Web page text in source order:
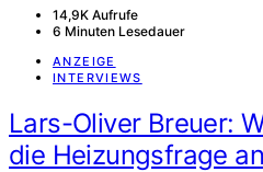
14,9K Aufrufe
6 Minuten Lesedauer
ANZEIGE
INTERVIEWS
Lars-Oliver Breuer:
die Heizungsfrage